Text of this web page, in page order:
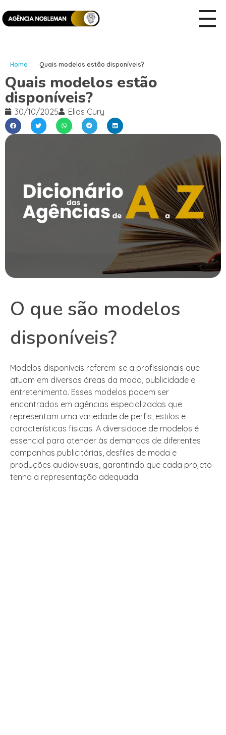
Home Quais modelos estão disponíveis?
Quais modelos estão
disponíveis?
30/10/2025 Elias Cury
O que são modelos
disponíveis?
Modelos disponíveis referem-se a profissionais que
atuam em diversas áreas da moda, publicidade e
entretenimento. Esses modelos podem ser
encontrados em agências especializadas que
representam uma variedade de perfis, estilos e
características físicas. A diversidade de modelos é
essencial para atender às demandas de diferentes
campanhas publicitárias, desfiles de moda e
produções audiovisuais, garantindo que cada projeto
tenha a representação adequada.